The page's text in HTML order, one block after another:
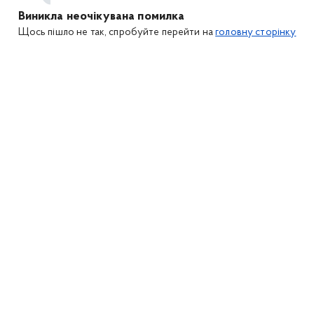
Виникла неочікувана помилка
Щось пішло не так, спробуйте перейти наголовну сторінку